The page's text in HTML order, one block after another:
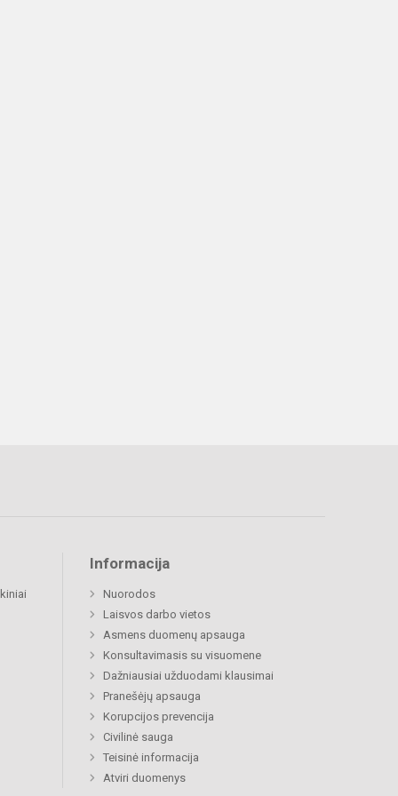
Informacija
Nuorodos
Laisvos darbo vietos
Asmens duomenų apsauga
Konsultavimasis su visuomene
Dažniausiai užduodami klausimai
Pranešėjų apsauga
Korupcijos prevencija
Civilinė sauga
Teisinė informacija
Atviri duomenys